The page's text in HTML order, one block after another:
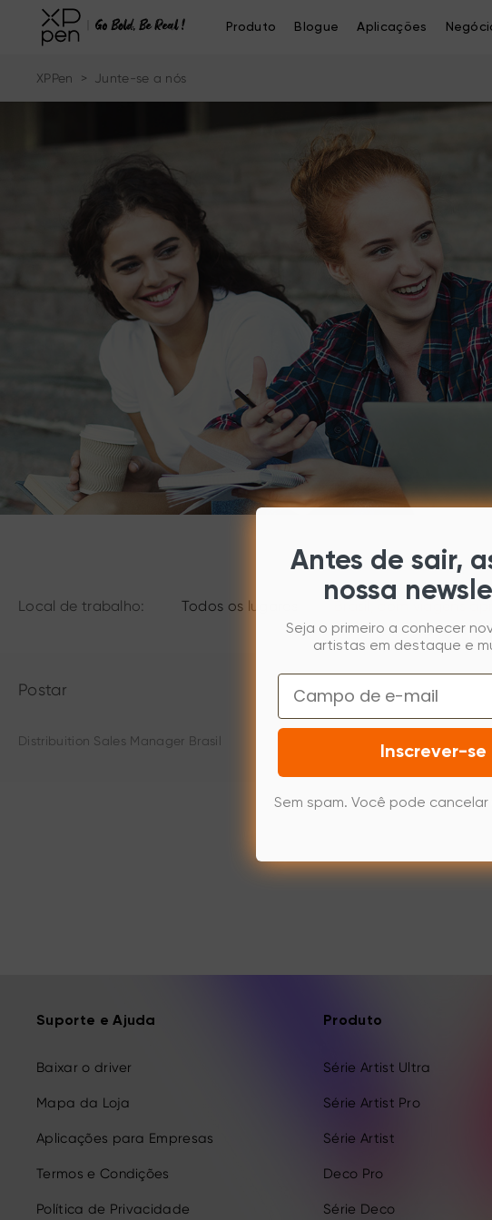
Produto Blogue Aplicações
XPPen > Junte-se a nós
Local de trabalho: Todos os lugares Brasil, com viagens
Postar
Distribuition Sales Manager Brasil
Suporte e Ajuda
Baixar o driver
Mapa da Loja
Aplicações para Empresas
Termos e Condições
Política de Privacidade
Produto
Série Artist Ultra
Série Artist Pro
Série Artist
Deco Pro
Série Deco
Antes de sair,
nossa
Seja o primeiro a conhecer
artistas em destaque e
Email
Inscrever-se
Sem spam. Você pode cancelar